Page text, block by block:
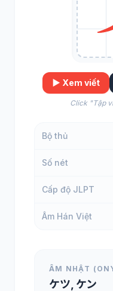
▶️ Xem viết
Click "Tập
Bộ thủ
Số nét
Cấp độ JLPT
Âm Hán Việt
ÂM NHẬT
ケツ, ケン